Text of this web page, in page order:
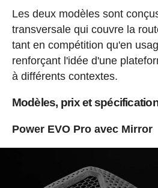
Les deux modèles sont
transversale qui couvre la
tant en compétition qu'en
renforçant l'idée d'une
à différents contextes.
Modèles, prix et
Power EVO Pro avec Mirror